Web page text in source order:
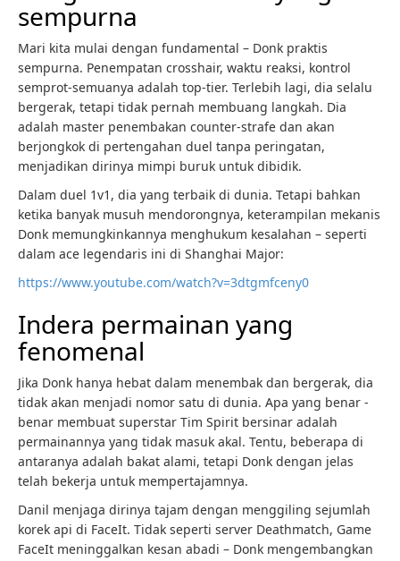
sempurna
Mari kita mulai dengan fundamental – Donk praktis
sempurna. Penempatan crosshair, waktu reaksi, kontrol
semprot-semuanya adalah top-tier. Terlebih lagi, dia selalu
bergerak, tetapi tidak pernah membuang langkah. Dia
adalah master penembakan counter-strafe dan akan
berjongkok di pertengahan duel tanpa peringatan,
menjadikan dirinya mimpi buruk untuk dibidik.
Dalam duel 1v1, dia yang terbaik di dunia. Tetapi bahkan
ketika banyak musuh mendorongnya, keterampilan mekanis
Donk memungkinkannya menghukum kesalahan – seperti
dalam ace legendaris ini di Shanghai Major:
https://www.youtube.com/watch?v=3dtgmfceny0
Indera permainan yang
fenomenal
Jika Donk hanya hebat dalam menembak dan bergerak, dia
tidak akan menjadi nomor satu di dunia. Apa yang benar -
benar membuat superstar Tim Spirit bersinar adalah
permainannya yang tidak masuk akal. Tentu, beberapa di
antaranya adalah bakat alami, tetapi Donk dengan jelas
telah bekerja untuk mempertajamnya.
Danil menjaga dirinya tajam dengan menggiling sejumlah
korek api di FaceIt. Tidak seperti server Deathmatch, Game
FaceIt meninggalkan kesan abadi – Donk mengembangkan